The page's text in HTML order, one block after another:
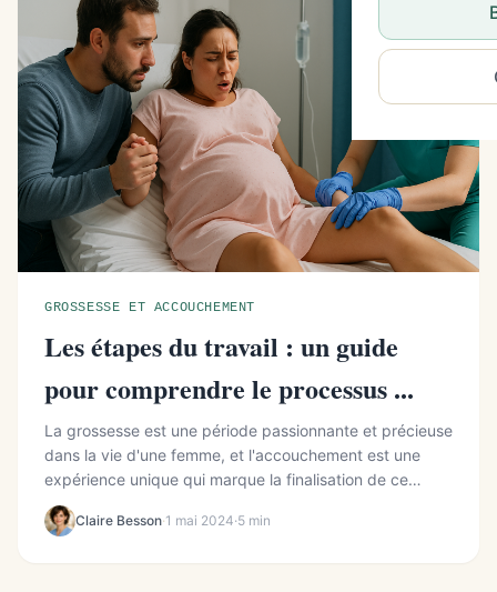
GROSSESSE ET ACCOUCHEMENT
Les étapes du travail : un guide
pour comprendre le processus ...
La grossesse est une période passionnante et précieuse
dans la vie d'une femme, et l'accouchement est une
expérience unique qui marque la finalisation de ce
voyage. Comprendre les ...
Claire Besson·1 mai 2024·5 min